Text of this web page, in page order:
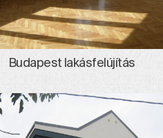
Budapest lakásfelújítás